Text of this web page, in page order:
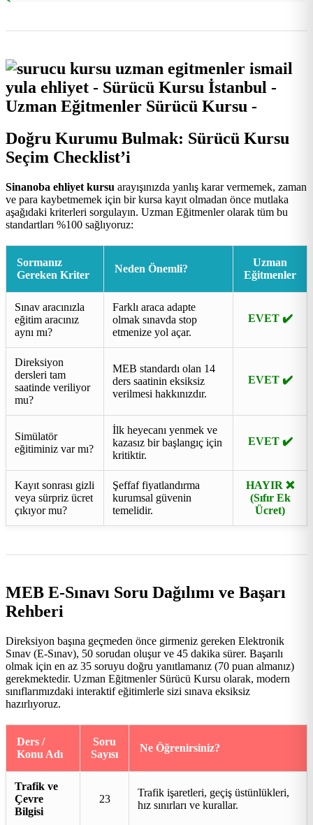
Doğru Kurumu Bulmak: Sürücü Kursu
Seçim Checklist’i
Sinanoba ehliyet kursu arayışınızda yanlış karar vermemek, zaman
ve para kaybetmemek için bir kursa kayıt olmadan önce mutlaka
aşağıdaki kriterleri sorgulayın. Uzman Eğitmenler olarak tüm bu
standartları %100 sağlıyoruz:
Sormanız
Gereken Kriter
Neden Önemli?
Uzman
Eğitmenler
Sınav aracınızla
eğitim aracınız
aynı mı?
Farklı araca adapte
olmak sınavda stop
etmenize yol açar.
EVET ✔️
Direksiyon
dersleri tam
saatinde veriliyor
mu?
MEB standardı olan 14
ders saatinin eksiksiz
verilmesi hakkınızdır.
EVET ✔️
Simülatör
eğitiminiz var mı?
İlk heyecanı yenmek ve
kazasız bir başlangıç için
kritiktir.
EVET ✔️
Kayıt sonrası gizli
veya sürpriz ücret
çıkıyor mu?
Şeffaf fiyatlandırma
kurumsal güvenin
temelidir.
HAYIR ❌
(Sıfır Ek
Ücret)
MEB E-Sınavı Soru Dağılımı ve Başarı
Rehberi
Direksiyon başına geçmeden önce girmeniz gereken Elektronik
Sınav (E-Sınav), 50 sorudan oluşur ve 45 dakika sürer. Başarılı
olmak için en az 35 soruyu doğru yanıtlamanız (70 puan almanız)
gerekmektedir. Uzman Eğitmenler Sürücü Kursu olarak, modern
sınıflarımızdaki interaktif eğitimlerle sizi sınava eksiksiz
hazırlıyoruz.
Ders /
Konu Adı
Soru
Sayısı
Ne Öğrenirsiniz?
Trafik ve
Çevre
Bilgisi
23
Trafik işaretleri, geçiş üstünlükleri,
hız sınırları ve kurallar.